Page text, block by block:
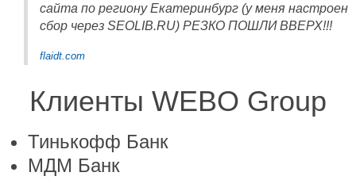
сайта по региону Екатеринбург (у меня настроен
сбор через SEOLIB.RU) РЕЗКО ПОШЛИ ВВЕРХ!!!
flaidt.com
Клиенты WEBO Group
Тинькофф Банк
МДМ Банк